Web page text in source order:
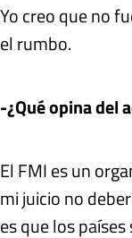
Yo creo que no
el rumbo.
-¿Qué opina del
El FMI es un
mi juicio no
es que los